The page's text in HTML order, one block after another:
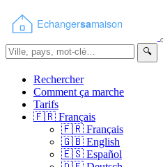
🔍
Rechercher
Comment ça marche
Tarifs
🇫🇷 Français
🇫🇷 Français
🇬🇧 English
🇪🇸 Español